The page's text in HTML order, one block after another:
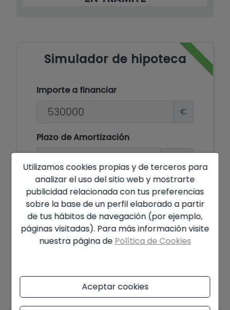
Simulador de hipoteca
Importe a financiar
€
Plazo de Amortización
Tipo de interés
%
ningún contrato, pudiendo ser modificada en cualquier momento
Ver toda la información sobre condiciones de las
ofertas publicadas
Utilizamos cookies propias y de terceros para
analizar el uso del sitio web y mostrarte
publicidad relacionada con tus preferencias
sobre la base de un perfil elaborado a partir
de tus hábitos de navegación (por ejemplo,
páginas visitadas). Para más información visite
nuestra página de Política de Cookies
Aceptar cookies